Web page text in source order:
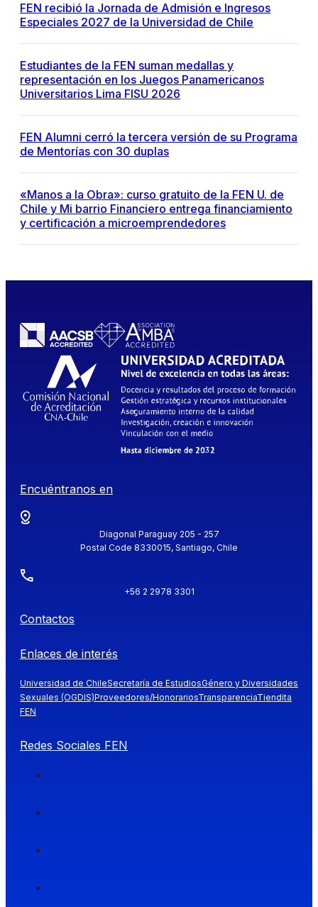
FEN recibió la Jornada de Admisión e Ingresos
Especiales 2027 de la Universidad de Chile
Estudiantes de la FEN suman medallas y
representación en los Juegos Panamericanos
Universitarios Lima FISU 2026
FEN Alumni cerró la tercera versión de su Programa
de Mentorías con 30 duplas
«Manos a la Obra»: curso gratuito de la FEN U. de
Chile y Mi barrio Financiero entrega financiamiento
y certificación a microemprendedores
Encuéntranos en
Diagonal Paraguay 205 - 257
Postal Code 8330015, Santiago, Chile
+56 2 2978 3301
Contactos
Enlaces de interés
Universidad de ChileSecretaría de EstudiosGénero y Diversidades
Sexuales (OGDIS)Proveedores/HonorariosTransparenciaTiendita
FEN
Redes Sociales FEN